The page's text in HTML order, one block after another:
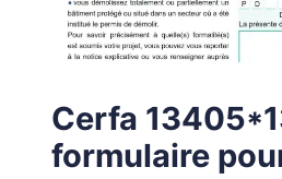
Cerfa
formulaire